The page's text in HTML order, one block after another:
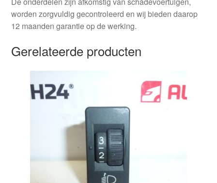
worden zorgvuldig gecontroleerd en wij bieden daarop
12 maanden garantie op de werking.
Gerelateerde producten